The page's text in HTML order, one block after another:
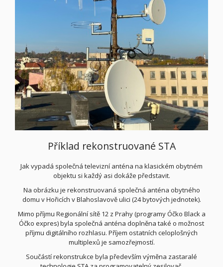
Příklad rekonstruované STA
Jak vypadá společná televizní anténa na klasickém obytném
objektu si každý asi dokáže představit.
Na obrázku je rekonstruovaná společná anténa obytného
domu v Hořicích v Blahoslavově ulici (24 bytových jednotek).
Mimo příjmu Regionální sítě 12 z Prahy (programy Óčko Black a
Óčko expres) byla společná anténa doplněna také o možnost
příjmu digitálního rozhlasu. Příjem ostatních celoplošných
multiplexů je samozřejmostí.
Součástí rekonstrukce byla především výměna zastaralé